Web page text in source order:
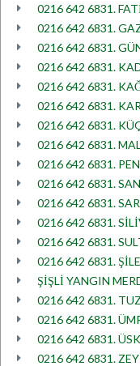
0216 642 6831.
0216 642 6831.
0216 642 6831.
0216 642 6831.
0216 642 6831.
0216 642 6831.
0216 642 6831.
0216 642 6831.
0216 642 6831.
0216 642 6831.
0216 642 6831.
0216 642 6831.
0216 642 6831.
0216 642 6831.
ŞİŞLİ YANGIN
0216 642 6831.
0216 642 6831.
0216 642 6831.
0216 642 6831.